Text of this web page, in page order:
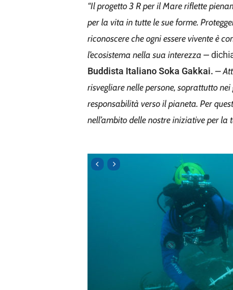
“Il progetto 3 R per il Mare riflette
per la vita in tutte le sue forme.
riconoscere che ogni essere vivente è
l’ecosistema nella sua interezza –
Buddista Italiano Soka Gakkai. –
risvegliare nelle persone, soprattutto
responsabilità verso il pianeta. Per
nell’ambito delle nostre iniziative per la